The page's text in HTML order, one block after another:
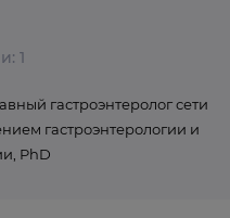
1
гастроэнтеролог сети
гастроэнтерологии и
PhD